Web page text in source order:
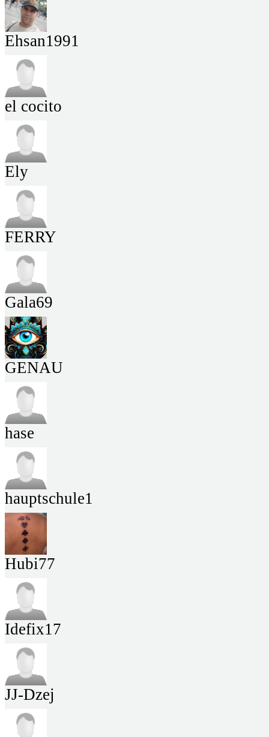
Ehsan1991
el cocito
Ely
FERRY
Gala69
GENAU
hase
hauptschule1
Hubi77
Idefix17
JJ-Dzej